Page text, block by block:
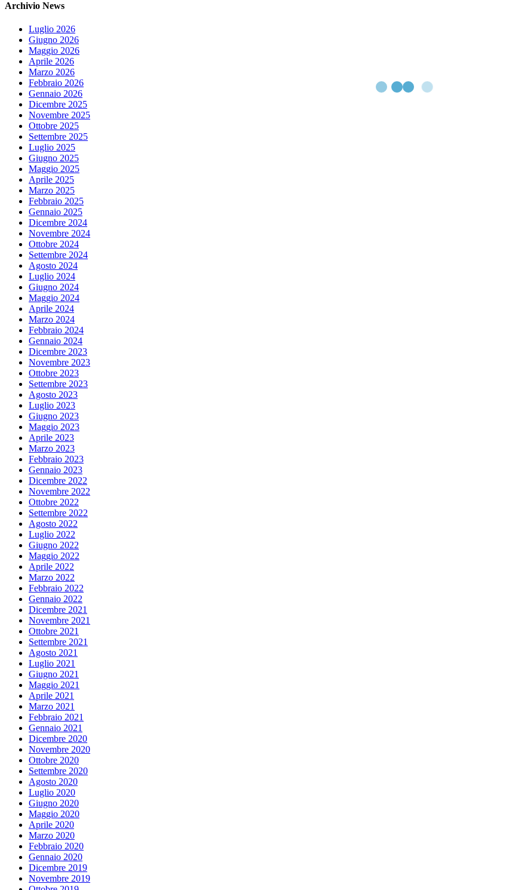
Archivio News
Luglio 2026
Giugno 2026
Maggio 2026
Aprile 2026
Marzo 2026
Febbraio 2026
Gennaio 2026
Dicembre 2025
Novembre 2025
Ottobre 2025
Settembre 2025
Luglio 2025
Giugno 2025
Maggio 2025
Aprile 2025
Marzo 2025
Febbraio 2025
Gennaio 2025
Dicembre 2024
Novembre 2024
Ottobre 2024
Settembre 2024
Agosto 2024
Luglio 2024
Giugno 2024
Maggio 2024
Aprile 2024
Marzo 2024
Febbraio 2024
Gennaio 2024
Dicembre 2023
Novembre 2023
Ottobre 2023
Settembre 2023
Agosto 2023
Luglio 2023
Giugno 2023
Maggio 2023
Aprile 2023
Marzo 2023
Febbraio 2023
Gennaio 2023
Dicembre 2022
Novembre 2022
Ottobre 2022
Settembre 2022
Agosto 2022
Luglio 2022
Giugno 2022
Maggio 2022
Aprile 2022
Marzo 2022
Febbraio 2022
Gennaio 2022
Dicembre 2021
Novembre 2021
Ottobre 2021
Settembre 2021
Agosto 2021
Luglio 2021
Giugno 2021
Maggio 2021
Aprile 2021
Marzo 2021
Febbraio 2021
Gennaio 2021
Dicembre 2020
Novembre 2020
Ottobre 2020
Settembre 2020
Agosto 2020
Luglio 2020
Giugno 2020
Maggio 2020
Aprile 2020
Marzo 2020
Febbraio 2020
Gennaio 2020
Dicembre 2019
Novembre 2019